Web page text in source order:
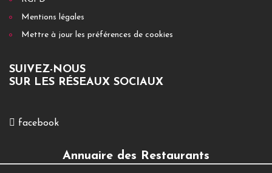
Mentions légales
Mettre à jour les préférences de cookies
SUIVEZ-NOUS
SUR LES RÉSEAUX SOCIAUX
facebook
Annuaire des Restaurants